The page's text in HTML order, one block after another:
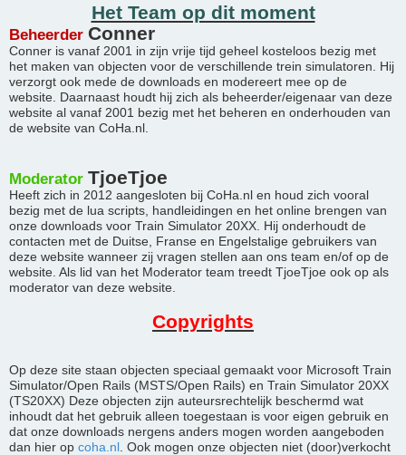
Het Team op dit moment
Beheerder Conner
Conner is vanaf 2001 in zijn vrije tijd geheel kosteloos bezig met
het maken van objecten voor de verschillende trein simulatoren. Hij
verzorgt ook mede de downloads en modereert mee op de
website. Daarnaast houdt hij zich als beheerder/eigenaar van deze
website al vanaf 2001 bezig met het beheren en onderhouden van
de website van CoHa.nl.
Moderator TjoeTjoe
Heeft zich in 2012 aangesloten bij CoHa.nl en houd zich vooral
bezig met de lua scripts, handleidingen en het online brengen van
onze downloads voor Train Simulator 20XX. Hij onderhoudt de
contacten met de Duitse, Franse en Engelstalige gebruikers van
deze website wanneer zij vragen stellen aan ons team en/of op de
website. Als lid van het Moderator team treedt TjoeTjoe ook op als
moderator van deze website.
Copyrights
Op deze site staan objecten speciaal gemaakt voor Microsoft Train
Simulator/Open Rails (MSTS/Open Rails) en Train Simulator 20XX
(TS20XX) Deze objecten zijn auteursrechtelijk beschermd wat
inhoudt dat het gebruik alleen toegestaan is voor eigen gebruik en
dat onze downloads nergens anders mogen worden aangeboden
dan hier op coha.nl . Ook mogen onze objecten niet (door)verkocht